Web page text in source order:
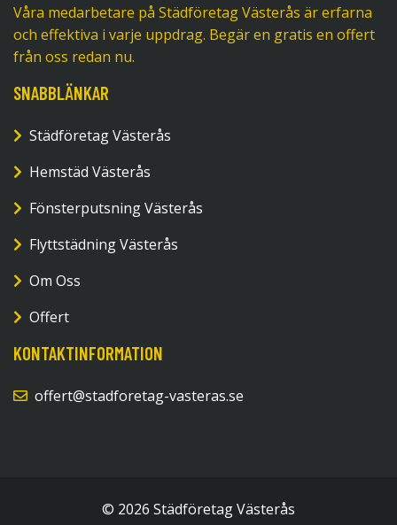
Våra medarbetare på Städföretag Västerås är erfarna
och effektiva i varje uppdrag. Begär en gratis en offert
från oss redan nu.
SNABBLÄNKAR
Städföretag Västerås
Hemstäd Västerås
Fönsterputsning Västerås
Flyttstädning Västerås
Om Oss
Offert
KONTAKTINFORMATION
offert@stadforetag-vasteras.se
© 2026 Städföretag Västerås